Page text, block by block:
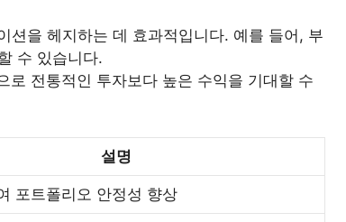
션을 헤지하는 데 효과적입니다. 예를 들어, 부
수 있습니다.
로 전통적인 투자보다 높은 수익을 기대할 수
설명
포트폴리오 안정성 향상